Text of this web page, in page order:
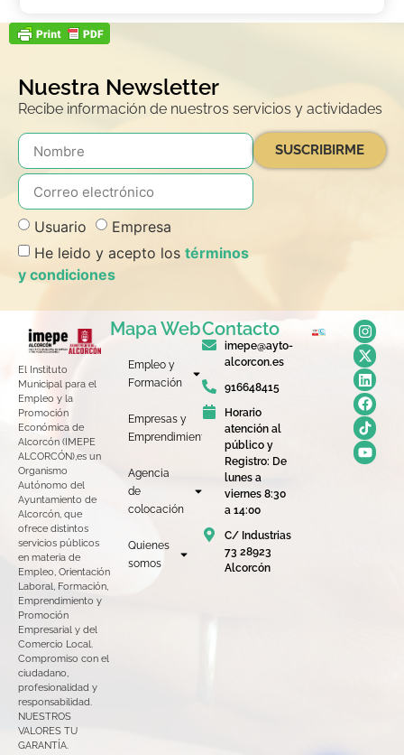
Nuestra Newsletter
Recibe información de nuestros servicios y actividades
Usuario
Empresa
He leido y acepto los términos
y condiciones
SUSCRIBIRME
El Instituto
Municipal para el
Empleo y la
Promoción
Económica de
Alcorcón (IMEPE
ALCORCÓN),es un
Organismo
Autónomo del
Ayuntamiento de
Alcorcón, que
ofrece distintos
servicios públicos
en materia de
Empleo, Orientación
Laboral, Formación,
Emprendimiento y
Promoción
Empresarial y del
Comercio Local.
Compromiso con el
ciudadano,
profesionalidad y
responsabilidad.
NUESTROS
VALORES TU
GARANTÍA.
Mapa Web
Empleo y
Formación
Empresas y
Emprendimiento
Agencia
de
colocación
Quienes
somos
Contacto
imepe@ayto-
alcorcon.es
916648415
Horario
atención al
público y
Registro: De
lunes a
viernes 8:30
a 14:00
C/ Industrias
73 28923
Alcorcón